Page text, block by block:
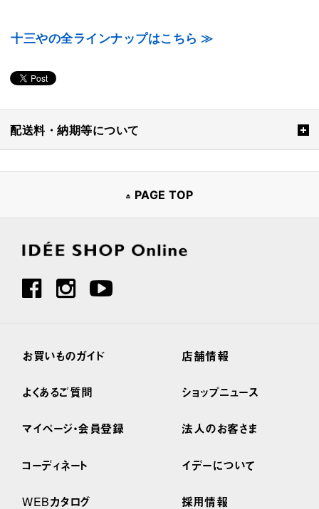
十三やの全ラインナップはこちら ≫
配送料・納期等について
PAGE TOP
お買いものガイド
よくあるご質問
マイページ・会員登録
コーディネート
WEBカタログ
店舗情報
ショップニュース
法人のお客さま
イデーについて
採用情報